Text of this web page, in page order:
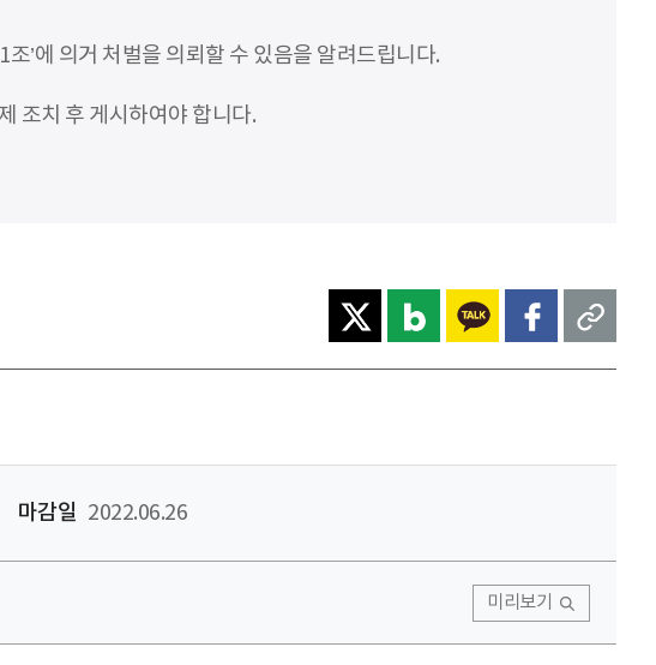
’에 의거 처벌을 의뢰할 수 있음을 알려드립니다.
조치 후 게시하여야 합니다.
마감일 2022.06.26
미리보기